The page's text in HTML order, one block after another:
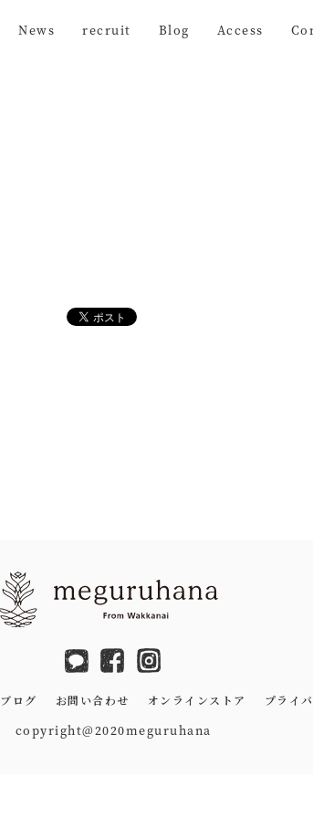
News recruit Blog Access
ブログ お問い合わせ オンラインストア プライ
copyright@2020meguruhana